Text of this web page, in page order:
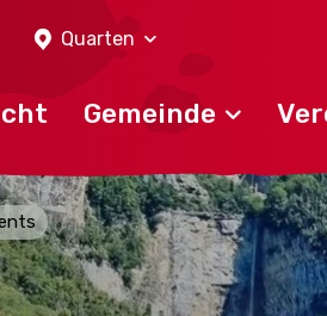
Quarten
Gemeinde